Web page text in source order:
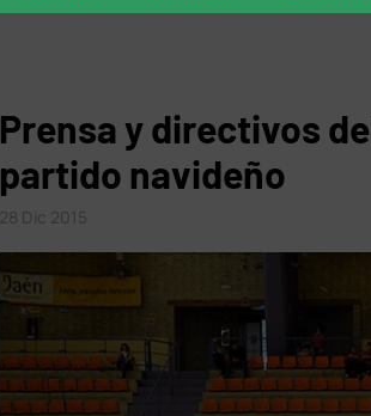
Prensa y directivos
partido navideño